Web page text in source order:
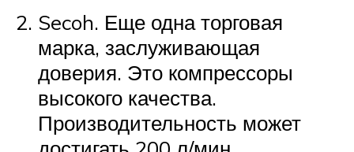
Secoh. Еще одна торговая
марка, заслуживающая
доверия. Это компрессоры
высокого качества.
Производительность может